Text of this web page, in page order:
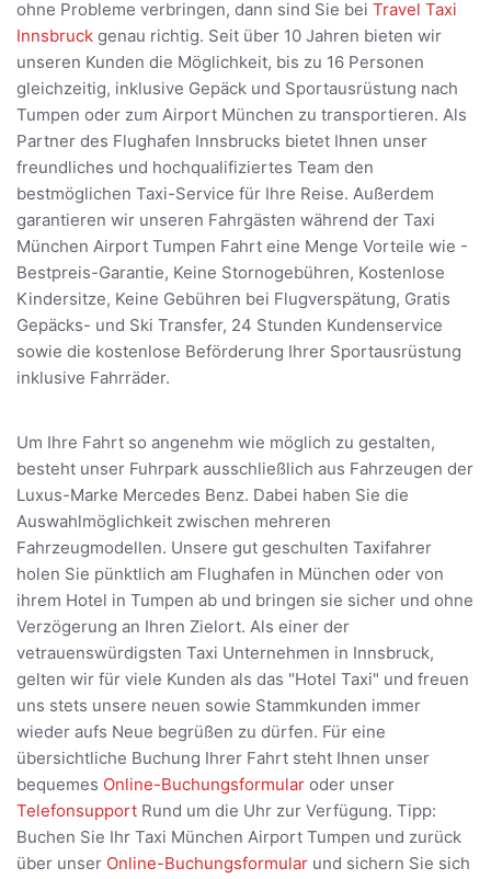
ohne Probleme verbringen, dann sind Sie bei Travel Taxi
Innsbruck genau richtig. Seit über 10 Jahren bieten wir
unseren Kunden die Möglichkeit, bis zu 16 Personen
gleichzeitig, inklusive Gepäck und Sportausrüstung nach
Tumpen oder zum Airport München zu transportieren. Als
Partner des Flughafen Innsbrucks bietet Ihnen unser
freundliches und hochqualifiziertes Team den
bestmöglichen Taxi-Service für Ihre Reise. Außerdem
garantieren wir unseren Fahrgästen während der Taxi
München Airport Tumpen Fahrt eine Menge Vorteile wie -
Bestpreis-Garantie, Keine Stornogebühren, Kostenlose
Kindersitze, Keine Gebühren bei Flugverspätung, Gratis
Gepäcks- und Ski Transfer, 24 Stunden Kundenservice
sowie die kostenlose Beförderung Ihrer Sportausrüstung
inklusive Fahrräder.
Um Ihre Fahrt so angenehm wie möglich zu gestalten,
besteht unser Fuhrpark ausschließlich aus Fahrzeugen der
Luxus-Marke Mercedes Benz. Dabei haben Sie die
Auswahlmöglichkeit zwischen mehreren
Fahrzeugmodellen. Unsere gut geschulten Taxifahrer
holen Sie pünktlich am Flughafen in München oder von
ihrem Hotel in Tumpen ab und bringen sie sicher und ohne
Verzögerung an Ihren Zielort. Als einer der
vetrauenswürdigsten Taxi Unternehmen in Innsbruck,
gelten wir für viele Kunden als das "Hotel Taxi" und freuen
uns stets unsere neuen sowie Stammkunden immer
wieder aufs Neue begrüßen zu dürfen. Für eine
übersichtliche Buchung Ihrer Fahrt steht Ihnen unser
bequemes Online-Buchungsformular oder unser
Telefonsupport Rund um die Uhr zur Verfügung. Tipp:
Buchen Sie Ihr Taxi München Airport Tumpen und zurück
über unser Online-Buchungsformular und sichern Sie sich